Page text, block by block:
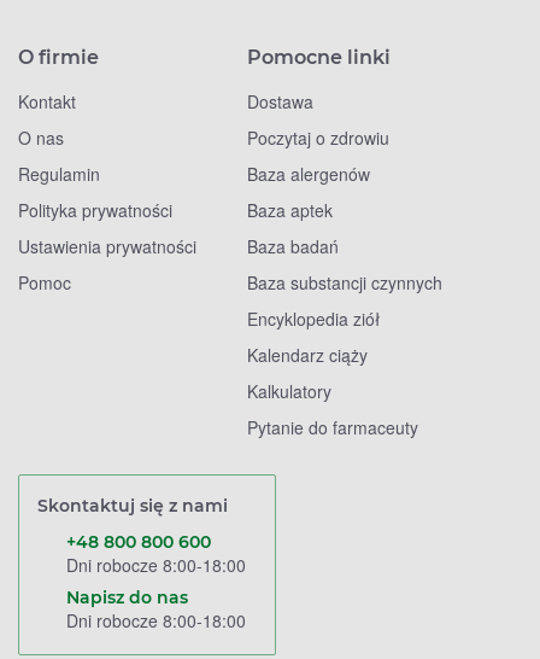
O firmie
Kontakt
O nas
Regulamin
Polityka prywatności
Ustawienia prywatności
Pomoc
Pomocne linki
Dostawa
Poczytaj o zdrowiu
Baza alergenów
Baza aptek
Baza badań
Baza substancji czynnych
Encyklopedia ziół
Kalendarz ciąży
Kalkulatory
Pytanie do farmaceuty
Skontaktuj się z nami
+48 800 800 600
Dni robocze 8:00-18:00
Napisz do nas
Dni robocze 8:00-18:00